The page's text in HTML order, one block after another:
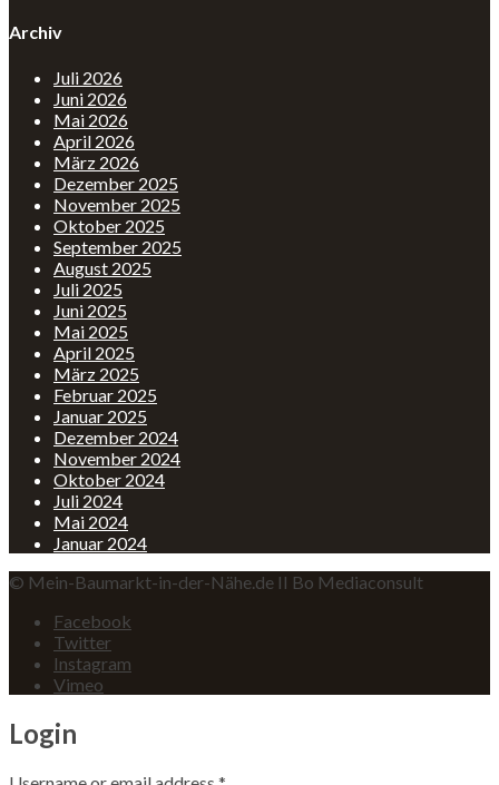
Archiv
Juli 2026
Juni 2026
Mai 2026
April 2026
März 2026
Dezember 2025
November 2025
Oktober 2025
September 2025
August 2025
Juli 2025
Juni 2025
Mai 2025
April 2025
März 2025
Februar 2025
Januar 2025
Dezember 2024
November 2024
Oktober 2024
Juli 2024
Mai 2024
Januar 2024
© Mein-Baumarkt-in-der-Nähe.de II Bo Mediaconsult
Facebook
Twitter
Instagram
Vimeo
Login